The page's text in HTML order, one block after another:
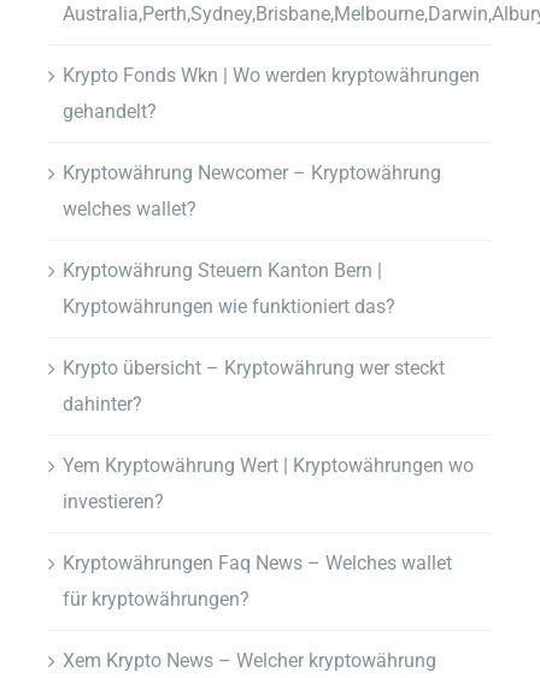
Krypto Fonds Wkn | Wo werden kryptowährungen
gehandelt?
Kryptowährung Newcomer – Kryptowährung
welches wallet?
Kryptowährung Steuern Kanton Bern |
Kryptowährungen wie funktioniert das?
Krypto übersicht – Kryptowährung wer steckt
dahinter?
Yem Kryptowährung Wert | Kryptowährungen wo
investieren?
Kryptowährungen Faq News – Welches wallet
für kryptowährungen?
Xem Krypto News – Welcher kryptowährung